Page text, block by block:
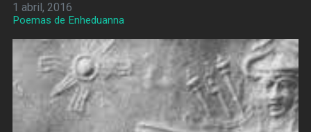
1 abril, 2016
Poemas de Enheduanna